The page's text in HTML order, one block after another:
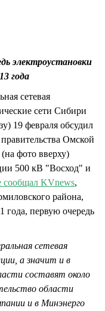
электроустановки
года
сетевая
сети Сибири
19 февраля обсудил
Омской
(на фото вверху)
500 кВ "Восход" и
сообщал KVnews,
района,
года, первую очередь
сетевая
а значит и в
составят около
области
и в Минэнерго